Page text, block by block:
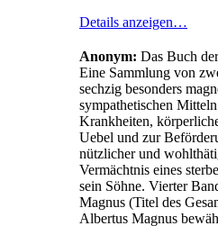
Details anzeigen…
Anonym: Das Buch
Eine Sammlung von
sechzig besonders
sympathetischen
Krankheiten,
Uebel und zur
nützlicher und
Vermächtnis eines
sein Söhne. Vierter
Magnus (Titel des
Albertus Magnus